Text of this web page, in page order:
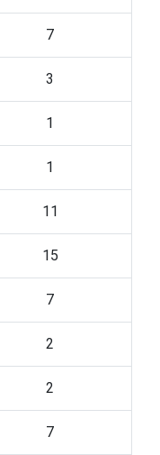
7
3
1
1
11
15
7
2
2
7